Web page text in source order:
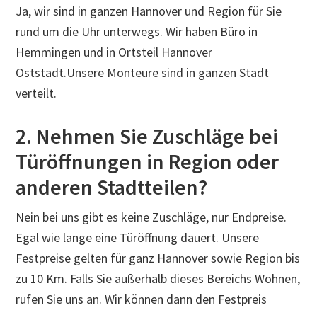
Ja, wir sind in ganzen Hannover und Region für Sie
rund um die Uhr unterwegs. Wir haben Büro in
Hemmingen und in Ortsteil Hannover
Oststadt.Unsere Monteure sind in ganzen Stadt
verteilt.
2. Nehmen Sie Zuschläge bei
Türöffnungen in Region oder
anderen Stadtteilen?
Nein bei uns gibt es keine Zuschläge, nur Endpreise.
Egal wie lange eine Türöffnung dauert. Unsere
Festpreise gelten für ganz Hannover sowie Region bis
zu 10 Km. Falls Sie außerhalb dieses Bereichs Wohnen,
rufen Sie uns an. Wir können dann den Festpreis